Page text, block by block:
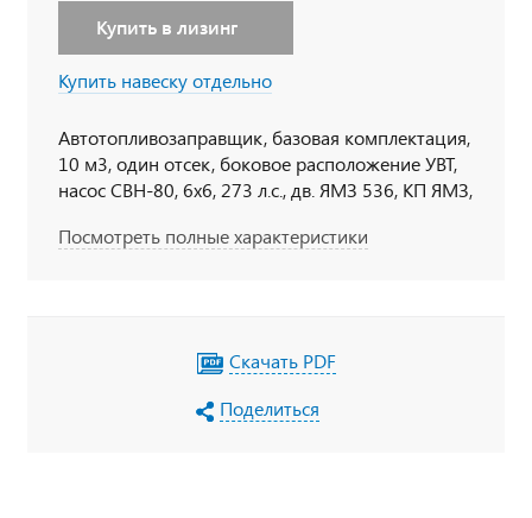
Купить в лизинг
Купить навеску отдельно
Автотопливозаправщик, базовая комплектация,
10 м3, один отсек, боковое расположение УВТ,
насос СВН-80, 6х6, 273 л.с., дв. ЯМЗ 536, КП ЯМЗ,
огнетушителя, тахограф под ADR, кнопки
Посмотреть полные характеристики
Скачать PDF
Поделиться